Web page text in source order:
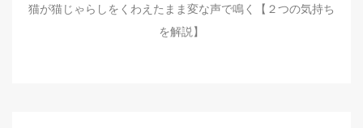
猫が猫じゃらしをくわえたまま変な声で鳴く【２つの気持ち
を解説】